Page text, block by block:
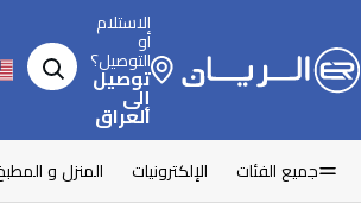
الاستلام
أو
التوصيل؟
توصيل
إلى
العراق
جميع الفئات الإلكترونيات المنزل و